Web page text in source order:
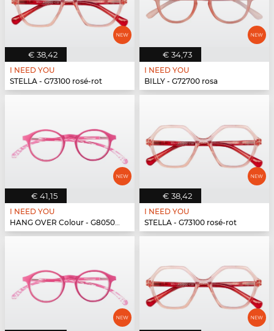
€ 38,42
I NEED YOU
STELLA - G73100 rosé-rot
€ 34,73
I NEED YOU
BILLY - G72700 rosa
€ 41,15
I NEED YOU
HANG OVER Colour - G80500 pink
€ 38,42
I NEED YOU
STELLA - G73100 rosé-rot